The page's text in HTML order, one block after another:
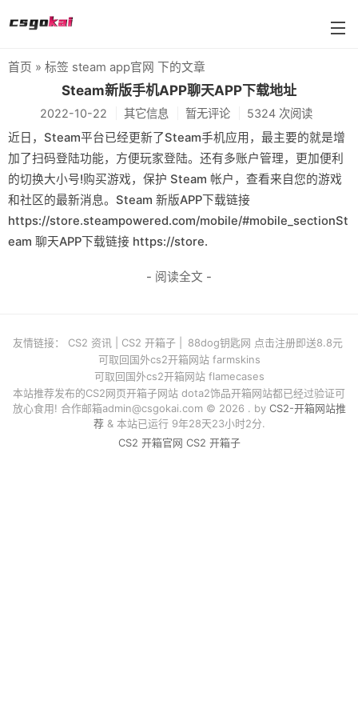
farmskins
88dog
flamecases
88hash-jp
首页 » 标签 steam app官网 下的文章
Steam新版手机APP聊天APP下载地址
2022-10-22 其它信息 暂无评论 5324 次阅读
近日，Steam平台已经更新了Steam手机应用，最主要的就是增
加了扫码登陆功能，方便玩家登陆。还有多账户管理，更加便利
的切换大小号!购买游戏，保护 Steam 帐户，查看来自您的游戏
和社区的最新消息。Steam 新版APP下载链接
https://store.steampowered.com/mobile/#mobile_sectionSt
eam 聊天APP下载链接 https://store.
- 阅读全文 -
友情链接： CS2 资讯 CS2 开箱子
88dog钥匙网 点击注册即送8.8元
可取回国外cs2开箱网站 farmskins
可取回国外cs2开箱网站 flamecases
本站推荐发布的CS2网页开箱子网站 dota2饰品开箱网站都已经过验证可
放心食用! 合作邮箱admin@csgokai.com© 2026 . by CS2-开箱网站推
荐& 本站已运行 9年28天23小时2分.
CS2 开箱官网 CS2 开箱子